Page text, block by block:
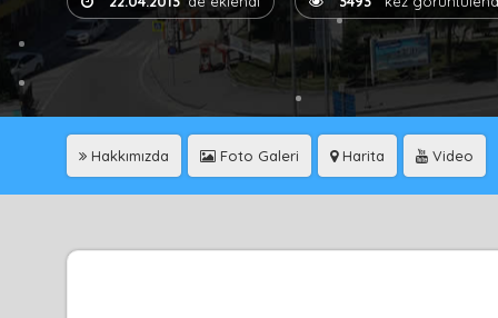
Hakkımızda Foto Galeri Harita Video